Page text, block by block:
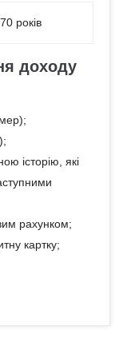
років
доходу
історію, які
рахунком;
картку;